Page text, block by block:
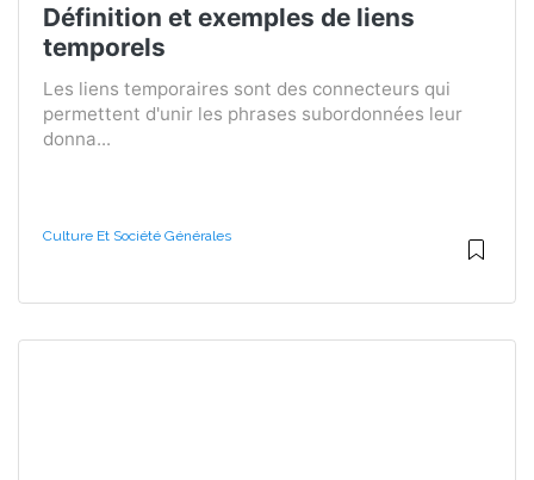
Définition et exemples de liens
temporels
Les liens temporaires sont des connecteurs qui
permettent d'unir les phrases subordonnées leur
donna...
Culture Et Société Générales